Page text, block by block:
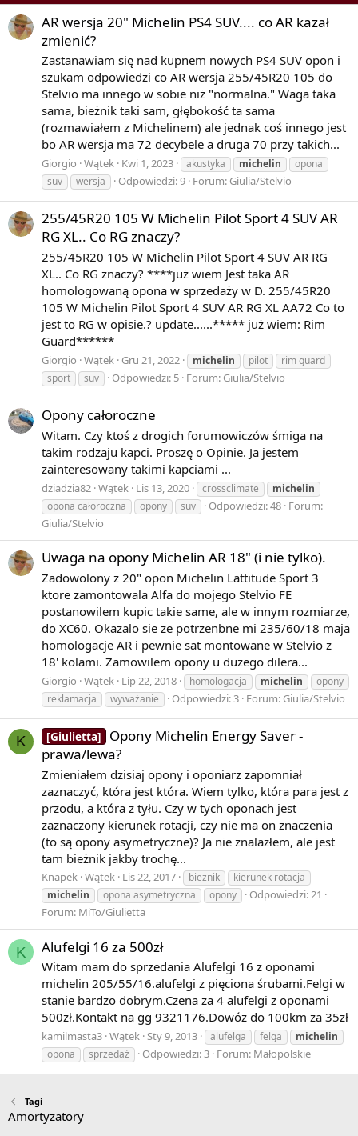
AR wersja 20" Michelin PS4 SUV.... co AR kazał
zmienić?
Zastanawiam się nad kupnem nowych PS4 SUV opon i
szukam odpowiedzi co AR wersja 255/45R20 105 do
Stelvio ma innego w sobie niż "normalna." Waga taka
sama, bieżnik taki sam, głębokość ta sama
(rozmawiałem z Michelinem) ale jednak coś innego jest
bo AR wersja ma 72 decybele a druga 70 przy takich...
Giorgio Wątek Kwi 1, 2023 akustyka michelin
opona
suv
wersja Odpowiedzi: 9 Forum: Giulia/Stelvio
255/45R20 105 W Michelin Pilot Sport 4 SUV AR
RG XL.. Co RG znaczy?
255/45R20 105 W Michelin Pilot Sport 4 SUV AR RG
XL.. Co RG znaczy? ****już wiem Jest taka AR
homologowaną opona w sprzedaży w D. 255/45R20
105 W Michelin Pilot Sport 4 SUV AR RG XL AA72 Co to
jest to RG w opisie.? update......***** już wiem: Rim
Guard******
Giorgio Wątek Gru 21, 2022 michelin pilot
rim guard
sport
suv Odpowiedzi: 5 Forum: Giulia/Stelvio
Opony całoroczne
Witam. Czy ktoś z drogich forumowiczów śmiga na
takim rodzaju kapci. Proszę o Opinie. Ja jestem
zainteresowany takimi kapciami ...
dziadzia82 Wątek Lis 13, 2020 crossclimate
michelin
opona całoroczna
opony suv Odpowiedzi: 48 Forum:
Giulia/Stelvio
Uwaga na opony Michelin AR 18" (i nie tylko).
Zadowolony z 20" opon Michelin Lattitude Sport 3
ktore zamontowala Alfa do mojego Stelvio FE
postanowilem kupic takie same, ale w innym rozmiarze,
do XC60. Okazalo sie ze potrzenbne mi 235/60/18 maja
homologacje AR i pewnie sat montowane w Stelvio z
18' kolami. Zamowilem opony u duzego dilera...
Giorgio Wątek Lip 22, 2018 homologacja michelin
opony
reklamacja
wyważanie Odpowiedzi: 3 Forum: Giulia/Stelvio
K [Giulietta]
Opony Michelin Energy Saver -
prawa/lewa?
Zmieniałem dzisiaj opony i oponiarz zapomniał
zaznaczyć, która jest która. Wiem tylko, która para jest z
przodu, a która z tyłu. Czy w tych oponach jest
zaznaczony kierunek rotacji, czy nie ma on znaczenia
(to są opony asymetryczne)? Ja nie znalazłem, ale jest
tam bieżnik jakby trochę...
Knapek Wątek Lis 22, 2017 bieżnik
kierunek rotacja
michelin
opona asymetryczna opony
Odpowiedzi: 21
Forum: MiTo/Giulietta
K Alufelgi 16 za 500zł
Witam mam do sprzedania Alufelgi 16 z oponami
michelin 205/55/16.alufelgi z pięciona śrubami.Felgi w
stanie bardzo dobrym.Czena za 4 alufelgi z oponami
500zł.Kontakt na gg 9321176.Dowóz do 100km za 35zł
kamilmasta3 Wątek Sty 9, 2013 alufelga felga
michelin
opona
sprzedaż Odpowiedzi: 3 Forum: Małopolskie
Tagi
Amortyzatory